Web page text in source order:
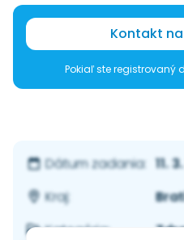
Kontakt
Pokiaľ ste registrovaný
Dátum zadania: 11.
Kraj:
Kategória: